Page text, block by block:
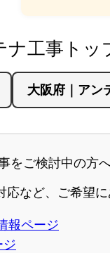
ナ工事トッ
大阪府｜アン
をご検討中の方
応など、ご希望
報ページ
ジ